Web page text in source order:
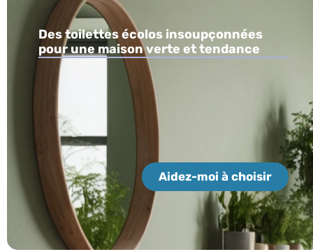
Des toilettes écolos insoupçonnées
pour une maison verte et tendance
Aidez-moi à choisir